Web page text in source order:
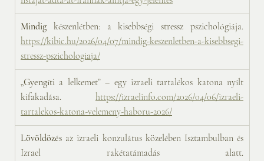
Mindig
https://kibic.hu/2026/04/07/mindig-keszenletben-a-kisebbsegi-
stressz-pszichologiaja/
„Gyengíti a lelkemet” – egy izraeli tartalékos katona nyílt
kifakadása. https://izraelinfo.com/2026/04/06/izraeli-
tartalekos-katona-velemeny-haboru-2026/
Lövöldözés az izraeli konzulátus közelében Isztambulban és